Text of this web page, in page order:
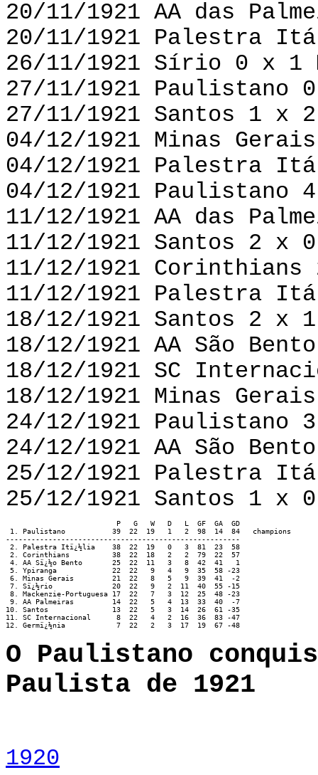
20/11/1921 AA das
20/11/1921 Palestra
26/11/1921 Sírio 0 x 1
27/11/1921 Paulistano
27/11/1921 Santos 1 x 2
04/12/1921 Minas
04/12/1921 Palestra
04/12/1921 Paulistano
11/12/1921 AA das
11/12/1921 Santos 2 x
11/12/1921
11/12/1921 Palestra
18/12/1921 Santos 2 x
18/12/1921 AA São
18/12/1921 SC
18/12/1921 Minas
24/12/1921 Paulistano
24/12/1921 AA São
25/12/1921 Palestra
25/12/1921 Santos 1 x
                          P   G   W   D   L  GF  GA  GD
1. Paulistano		 39  22  19   1   2  98  14  84   champions
-------------------------------------------------------
2. Palestra Itï¿½lia	 38  22  19   0   3  81  23  58
2. Corinthians		 38  22  18   2   2  79  22  57
4. AA Sï¿½o Bento	 25  22  11   3   8  42  41   1
5. Ypiranga             22  22   9   4   9  35  58 -23
6. Minas Gerais         21  22   8   5   9  39  41  -2
7. Sï¿½rio		 20  22   9   2  11  40  55 -15
8. Mackenzie-Portuguesa 17  22   7   3  12  25  48 -23
9. AA Palmeiras	 14  22   5   4  13  33  40  -7
10. Santos		 13  22   5   3  14  26  61 -35
11. SC Internacional      8  22   4   2  16  36  83 -47
12. Germï¿½nia		  7  22   2   3  17  19  67 -48
O Paulistano
Paulista de 1921
1920